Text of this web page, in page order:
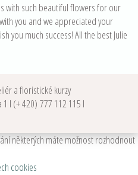
with such beautiful flowers for our
you and we appreciated your
you much success! All the best Julie
a floristické kurzy
I (+ 420) 777 112 115 I
některých máte možnost rozhodnout
cookies